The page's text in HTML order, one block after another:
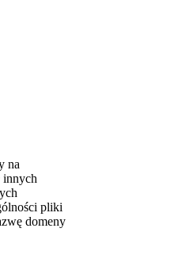
na
innych
pliki
domeny